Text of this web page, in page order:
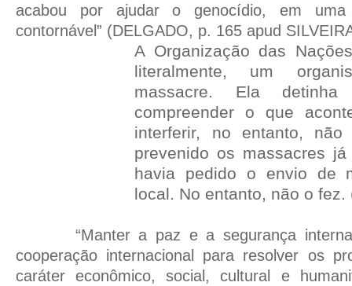
acabou por ajudar o genocídio, em
contornável” (DELGADO, p. 165 apud
A Organização das
literalmente, um
massacre. Ela
compreender o que
interferir, no entanto,
prevenido os massacres
havia pedido o envio de
local. No entanto, não o fez.
“Manter a paz e a segurança
cooperação internacional para resolver os
caráter econômico, social, cultural e